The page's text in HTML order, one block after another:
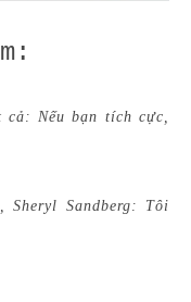
cả: Nếu bạn tích cực,
Sheryl Sandberg: Tôi